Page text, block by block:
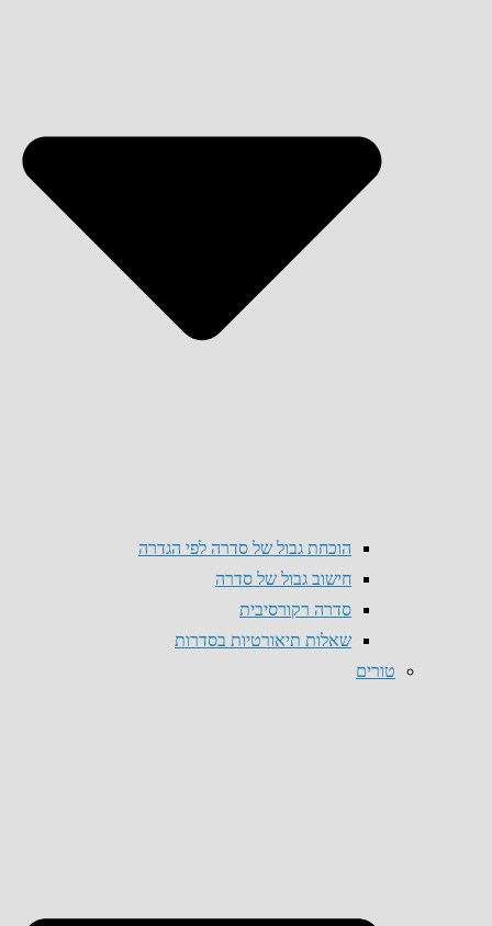
הוכחת גבול של סדרה לפי הגדרה
חישוב גבול של סדרה
סדרה רקורסיבית
שאלות תיאורטיות בסדרות
טורים